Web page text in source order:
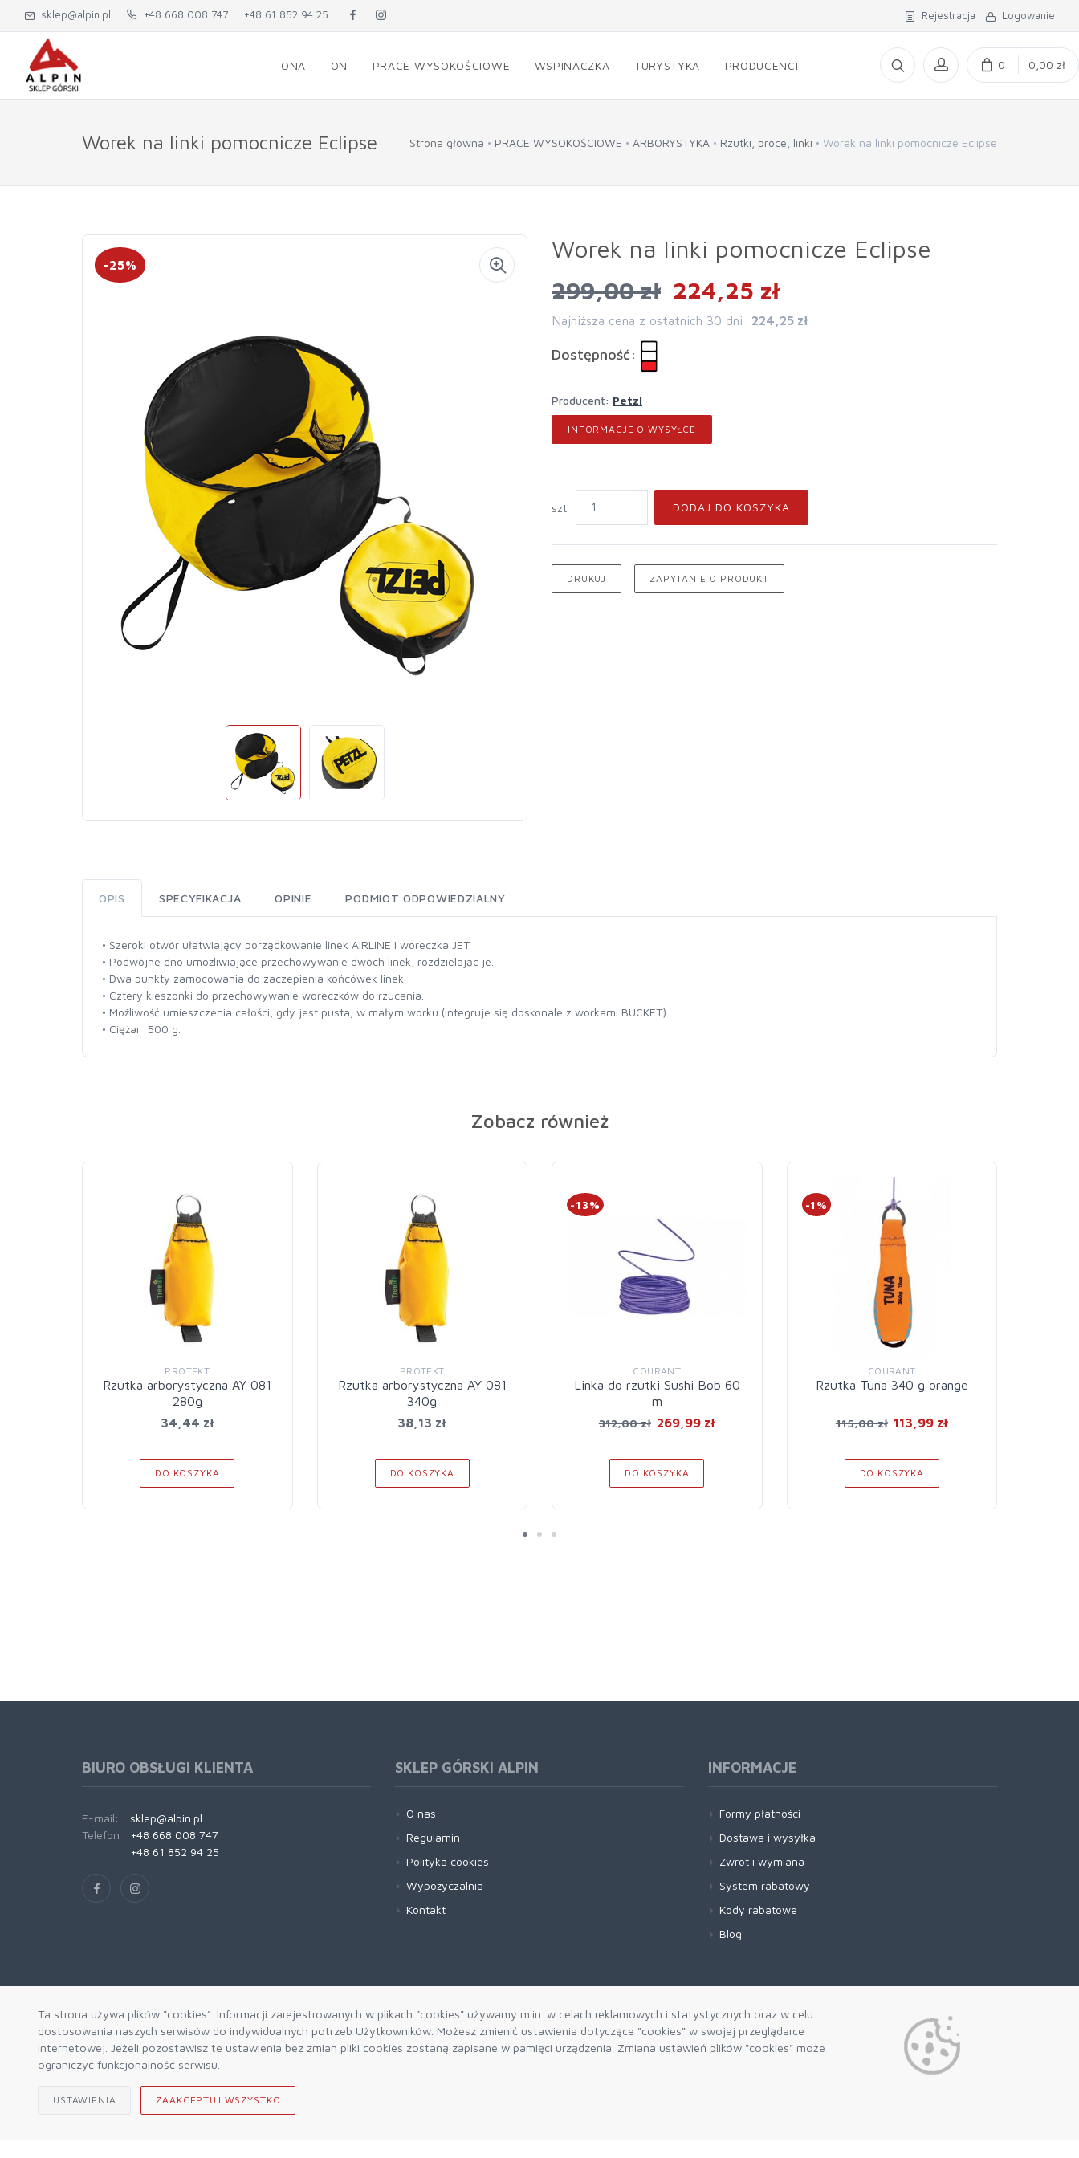
Ta strona używa plików "cookies". Informacji zarejestrowanych w plikach "cookies" używamy m.in. w celach reklamowych i statystycznych oraz w celu
dostosowania naszych serwisów do indywidualnych potrzeb Użytkowników. Możesz zmienić ustawienia dotyczące "cookies" w swojej przeglądarce
internetowej. Jeżeli pozostawisz te ustawienia bez zmian pliki cookies zostaną zapisane w pamięci urządzenia. Zmiana ustawień plików "cookies" może
ograniczyć funkcjonalność serwisu.
USTAWIENIA ZAAKCEPTUJ WSZYSTKO
sklep@alpin.pl +48 668 008 747 +48 61 852 94 25 Rejestracja Logowanie
ONA ON PRACE WYSOKOŚCIOWE WSPINACZKA TURYSTYKA PRODUCENCI 0 0,00 zł
Worek na linki pomocnicze Eclipse Strona główna PRACE WYSOKOŚCIOWE ARBORYSTYKA Rzutki, proce, linki Worek na linki pomocnicze Eclipse
-25%
Worek na linki pomocnicze Eclipse
299,00 zł 224,25 zł
Najniższa cena z ostatnich 30 dni: 224,25 zł
Dostępność:
Producent: Petzl
INFORMACJE O WYSYŁCE
szt. DODAJ DO KOSZYKA
DRUKUJ ZAPYTANIE O PRODUKT
OPIS SPECYFIKACJA OPINIE PODMIOT ODPOWIEDZIALNY
• Szeroki otwór ułatwiający porządkowanie linek AIRLINE i woreczka JET.
• Podwójne dno umożliwiające przechowywanie dwóch linek, rozdzielając je.
• Dwa punkty zamocowania do zaczepienia końcówek linek.
• Cztery kieszonki do przechowywanie woreczków do rzucania.
• Możliwość umieszczenia całości, gdy jest pusta, w małym worku (integruje się doskonale z workami BUCKET).
• Ciężar: 500 g.
Zobacz również
PROTEKT
Rzutka arborystyczna AY 081
280g
34,44 zł
DO KOSZYKA
PROTEKT
Rzutka arborystyczna AY 081
340g
38,13 zł
DO KOSZYKA
-13%
COURANT
Linka do rzutki Sushi Bob 60
m
312,00 zł 269,99 zł
DO KOSZYKA
-1%
COURANT
Rzutka Tuna 340 g orange
115,00 zł 113,99 zł
DO KOSZYKA
BIURO OBSŁUGI KLIENTA
E-mail:
sklep@alpin.pl
Telefon:
+48 668 008 747
+48 61 852 94 25
SKLEP GÓRSKI ALPIN
O nas
Regulamin
Polityka cookies
Wypożyczalnia
Kontakt
INFORMACJE
Formy płatności
Dostawa i wysyłka
Zwrot i wymiana
System rabatowy
Kody rabatowe
Blog